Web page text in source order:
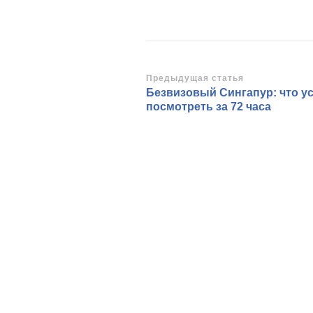
Навигация
по
Предыдущая статья
Безвизовый Сингапур: что
посмотреть за 72 часа